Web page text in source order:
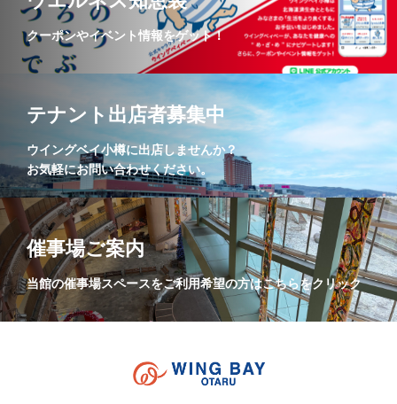
クーポンやイベント情報をゲット！
テナント出店者募集中
ウイングベイ小樽に出店しませんか？
お気軽にお問い合わせください。
催事場ご案内
当館の催事場スペースをご利用希望の方はこちらをクリック